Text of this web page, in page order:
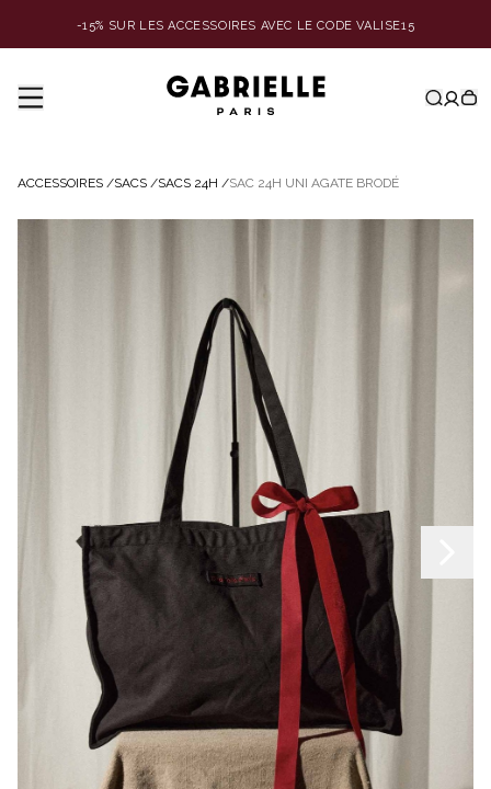
-15% SUR LES ACCESSOIRES AVEC LE CODE VALISE15
ACCESSOIRES /SACS /SACS 24H /SAC 24H UNI AGATE BRODÉ